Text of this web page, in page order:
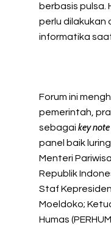
berbasis pulsa.
perlu dilakukan
informatika saat
Forum ini
pemerintah,
sebagai key
panel baik
Menteri
Republik
Staf
Moeldoko;
Humas